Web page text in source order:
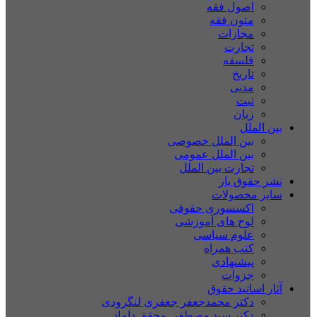
اصول فقه
متون فقه
مجازات
تجارت
فلسفه
تاریخ
مدنی
ثبت
زبان
بین الملل
بین الملل خصوصی
بین الملل عمومی
تجارت بین الملل
نشر حقوق یار
سایر محصولات
اکسسوری حقوقی
لوح های آموزشی
علوم سیاسی
کتب همراه
پیشنهادی
جزوات
آثار اساتید حقوق
دکتر محمدجعفر جعفری لنگرودی